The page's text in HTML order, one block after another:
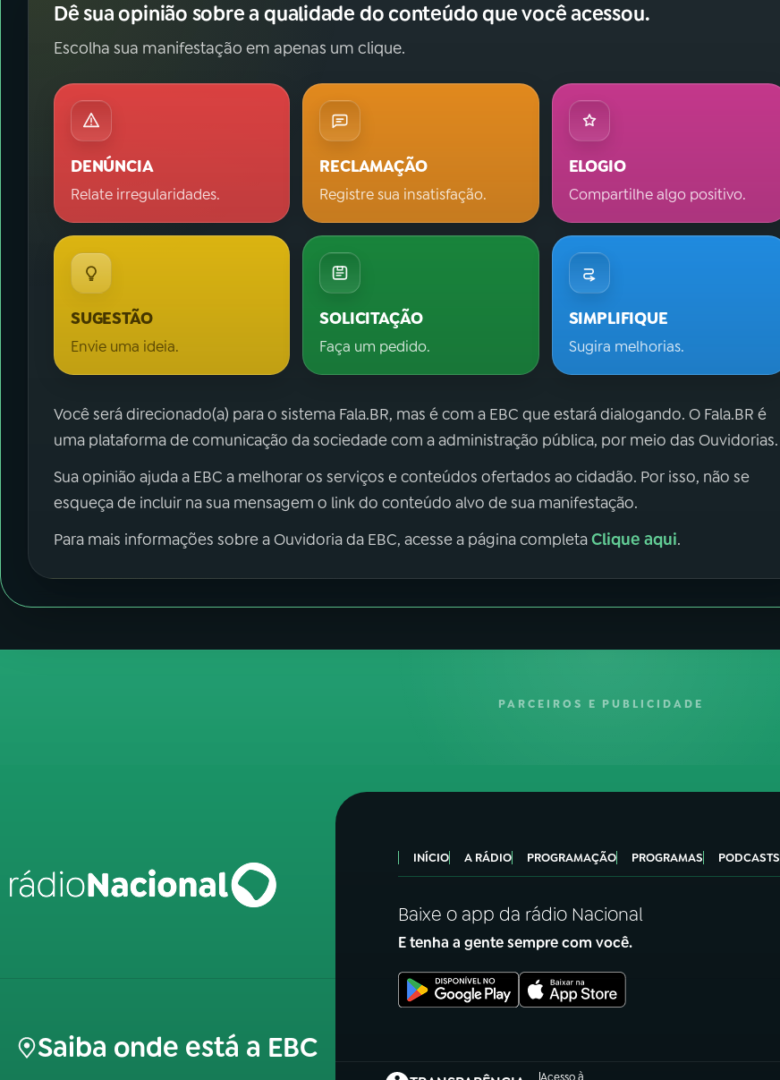
Dê sua opinião sobre a qualidade do conteúdo que você acessou.
Escolha sua manifestação em apenas um clique.
DENÚNCIA
Relate irregularidades.
RECLAMAÇÃO
Registre sua insatisfação.
ELOGIO
Compartilhe algo positivo.
SUGESTÃO
Envie uma ideia.
SOLICITAÇÃO
Faça um pedido.
SIMPLIFIQUE
Sugira melhorias.
Você será direcionado(a) para o sistema Fala.BR, mas é com a EBC que estará dialogando. O Fala.BR é
uma plataforma de comunicação da sociedade com a administração pública, por meio das Ouvidorias.
Sua opinião ajuda a EBC a melhorar os serviços e conteúdos ofertados ao cidadão. Por isso, não se
esqueça de incluir na sua mensagem o link do conteúdo alvo de sua manifestação.
Para mais informações sobre a Ouvidoria da EBC, acesse a página completaClique aqui.
PARCEIROS E PUBLICIDADE
Saiba onde está a EBC
INÍCIO A RÁDIO PROGRAMAÇÃO PROGRAMAS PODCASTS
Baixe o app da rádio Nacional
E tenha a gente sempre com você.